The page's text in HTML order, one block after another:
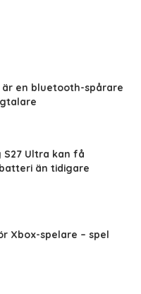
är en bluetooth-spårare
S27 Ultra kan få
än tidigare
Xbox-spelare – spel